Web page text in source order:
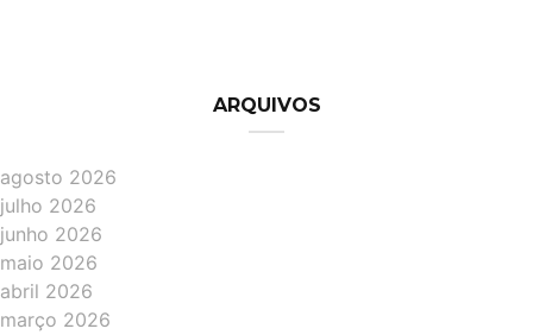
ARQUIVOS
agosto 2026
julho 2026
junho 2026
maio 2026
abril 2026
março 2026